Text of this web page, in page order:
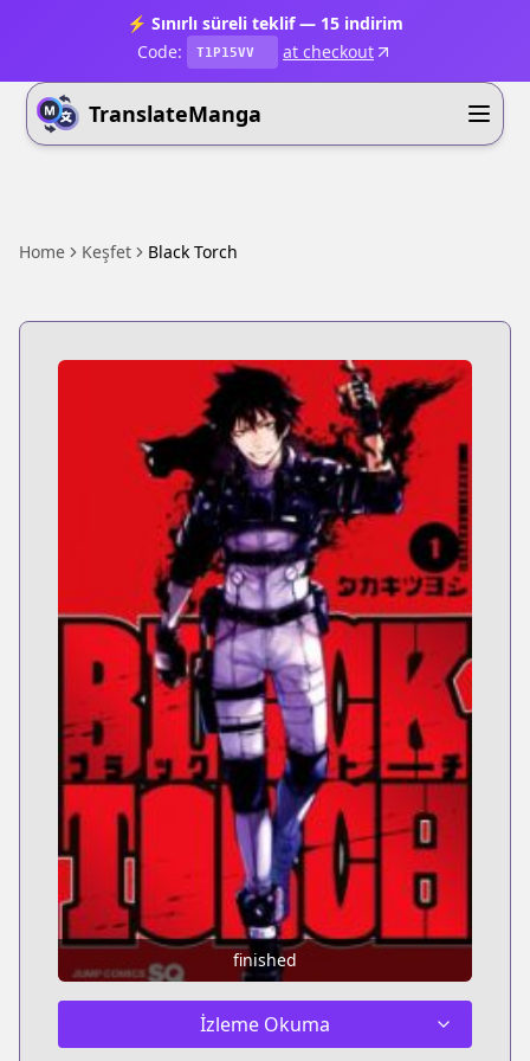
⚡ Sınırlı süreli teklif — 15 indirim
Code:
T1P15VV at checkout
TranslateManga
Home Keşfet Black Torch
finished
İzleme Okuma